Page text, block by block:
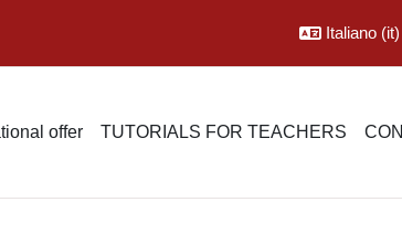
Italiano ‎(it)‎
offer TUTORIALS FOR TEACHERS